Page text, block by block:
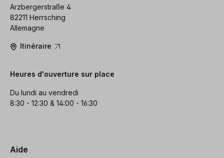
Arzbergerstraße 4
82211 Herrsching
Allemagne
Itinéraire
Heures d'ouverture sur place
Du lundi au vendredi
8:30 - 12:30 & 14:00 - 16:30
Aide